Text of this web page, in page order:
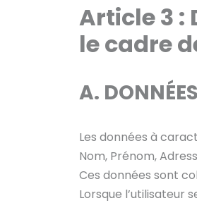
Article 3 :
le cadre
A.
Les données à
Nom, Prénom,
Ces données sont
Lorsque l’utilisateur